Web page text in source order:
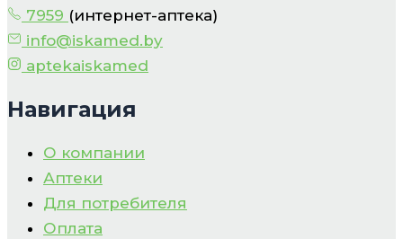
7959 (интернет-аптека)
info@iskamed.by
aptekaiskamed
Навигация
О компании
Аптеки
Для потребителя
Оплата